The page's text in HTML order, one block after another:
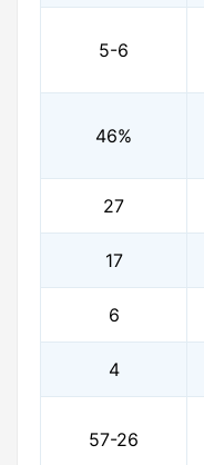
5-6
46%
27
17
6
4
57-26